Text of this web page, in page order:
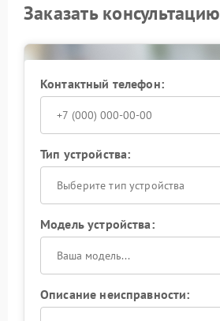
Заказать консультацию
Контактный телефон:
Тип устройства:
Выберите тип устройства
Модель устройства:
Описание неисправности: